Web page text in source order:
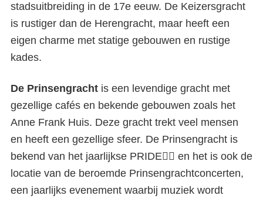
stadsuitbreiding in de 17e eeuw. De Keizersgracht
is rustiger dan de Herengracht, maar heeft een
eigen charme met statige gebouwen en rustige
kades.
De Prinsengracht is een levendige gracht met
gezellige cafés en bekende gebouwen zoals het
Anne Frank Huis. Deze gracht trekt veel mensen
en heeft een gezellige sfeer. De Prinsengracht is
bekend van het jaarlijkse PRIDE🏳️‍🌈 en het is ook de
locatie van de beroemde Prinsengrachtconcerten,
een jaarlijks evenement waarbij muziek wordt